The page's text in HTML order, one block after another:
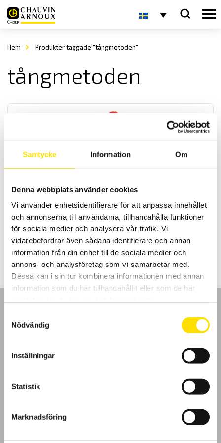
Samtycke Information Om
Denna webbplats använder cookies
Vi använder enhetsidentifierare för att anpassa innehållet
och annonserna till användarna, tillhandahålla funktioner
för sociala medier och analysera vår trafik. Vi
vidarebefordrar även sådana identifierare och annan
information från din enhet till de sociala medier och
annons- och analysföretag som vi samarbetar med.
Dessa kan i sin tur kombinera informationen med annan
information som du har tillhandahållit eller som de har
Nödvändig
Inställningar
Statistik
Marknadsföring
Hem Produkter taggade "tångmetoden"
tångmetoden
Med slingimpedanstänger görs periodisk underhållskontroll av
jordtag säkert, enkelt och repeterbart. Dessa modeller har minne
med tidsstämpling samt automatiskt Hold-funtion för bekväm
avläsning samt OLED-display.
16,800.00kr – 19,900.00kr Prisintervall:
16,800.00 kr
till
19,900.00 kr
LÄS MER